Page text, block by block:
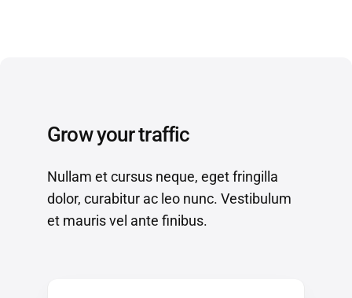
Grow your traffic
Nullam et cursus neque, eget fringilla
dolor, curabitur ac leo nunc. Vestibulum
et mauris vel ante finibus.